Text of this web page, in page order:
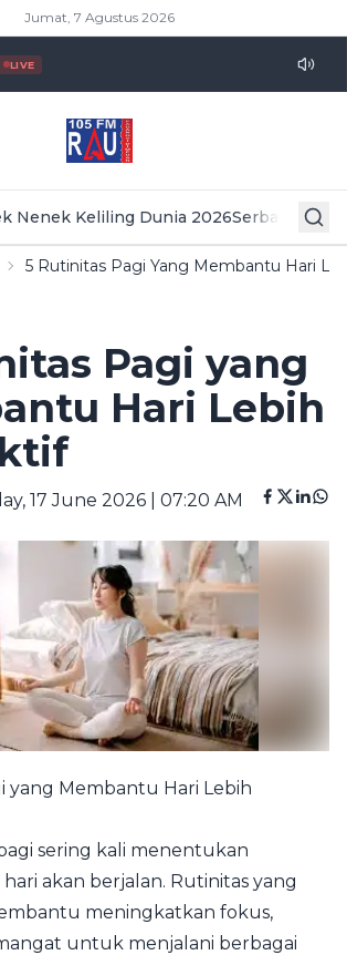
Jumat, 7 Agustus 2026
LIVE
Nenek Keliling Dunia 2026Serba Serbi
5 Rutinitas Pagi Yang Membantu Hari
Pagi yang
Hari Lebih
17 June 2026 | 07:20 AM
yang Membantu Hari Lebih
sering kali menentukan
hari akan berjalan. Rutinitas yang
meningkatkan fokus,
untuk menjalani berbagai